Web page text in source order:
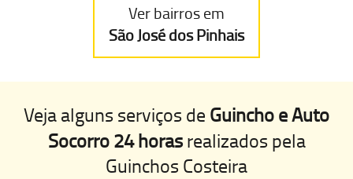
Ver bairros em
São José dos Pinhais
Veja alguns serviços de Guincho e Auto
Socorro 24 horasrealizados pela
Guinchos Costeira